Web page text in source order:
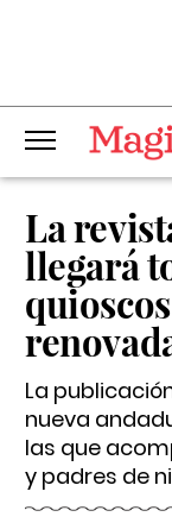
La
llegará
La
nueva
las que
y padres de